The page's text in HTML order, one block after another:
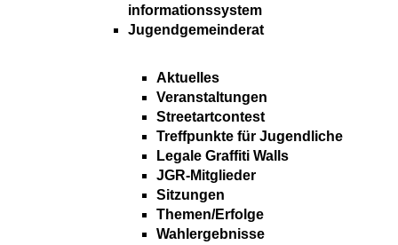
informationssystem
Jugendgemeinderat
Aktuelles
Veranstaltungen
Streetartcontest
Treffpunkte für Jugendliche
Legale Graffiti Walls
JGR-Mitglieder
Sitzungen
Themen/Erfolge
Wahlergebnisse